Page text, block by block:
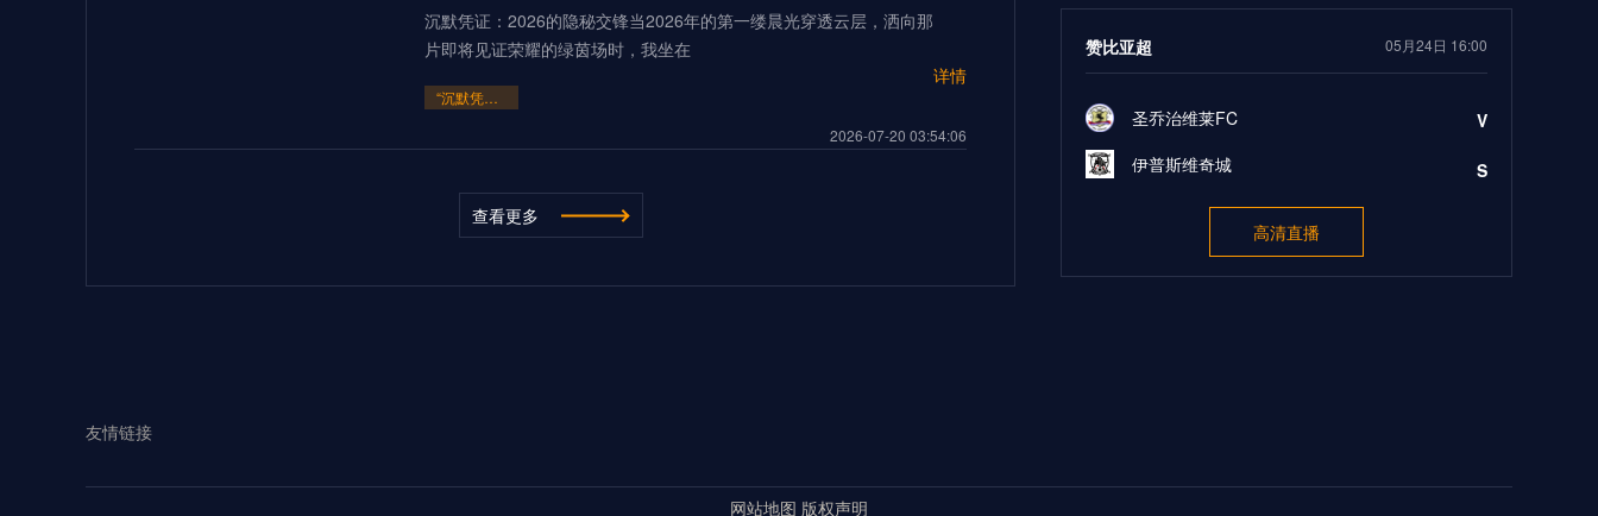
沉默凭证：2026的隐秘交锋当2026年的第一缕晨光穿透云层，洒向那
片即将见证荣耀的绿茵场时，我坐在
详情
“沉默凭证：2026的隐秘交锋”
2026-07-20 03:54:06
多伦多BMOField扩容至45,500座的世界杯声场适配性仿真分析
详情
查看更多
赞比亚超 05月24日 16:00
圣乔治维莱FC
伊普斯维奇城
V
S
高清直播
友情链接
网站地图 版权声明